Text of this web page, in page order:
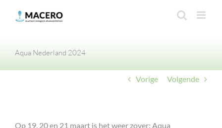
Aqua Nederland 2024
Vorige Volgende
Op 19, 20 en 21 maart is het weer zover: Aqua